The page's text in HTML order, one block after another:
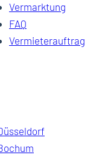
Vermarktung
FAQ
Vermieterauftrag